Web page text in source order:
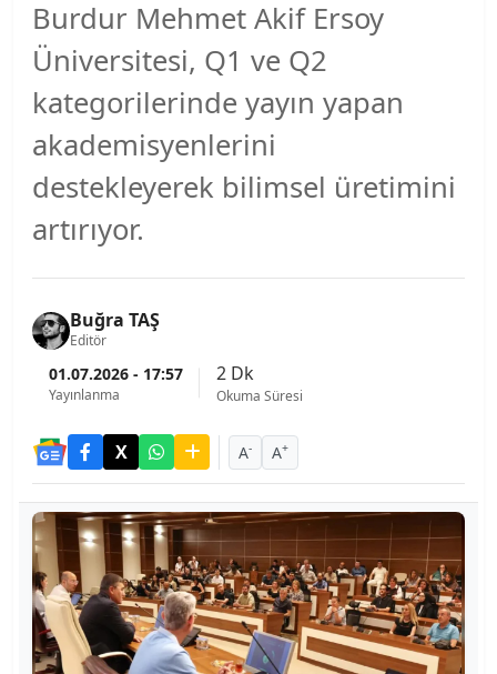
Burdur Mehmet Akif Ersoy
Üniversitesi, Q1 ve Q2
kategorilerinde yayın yapan
akademisyenlerini
destekleyerek bilimsel üretimini
artırıyor.
Buğra TAŞ
Editör
01.07.2026 - 17:57
Yayınlanma
2 Dk
Okuma Süresi
A- A+